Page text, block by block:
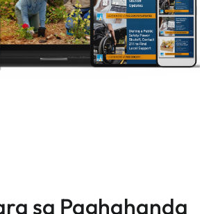
sa Paghahanda